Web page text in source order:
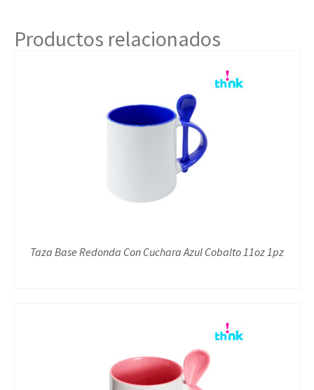
Productos relacionados
Taza Base Redonda Con Cuchara Azul Cobalto 11oz 1pz